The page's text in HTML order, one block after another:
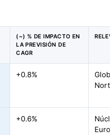
(~) % DE IMPACTO EN
LA PREVISIÓN DE
CAGR
+0.8%
+0.6%